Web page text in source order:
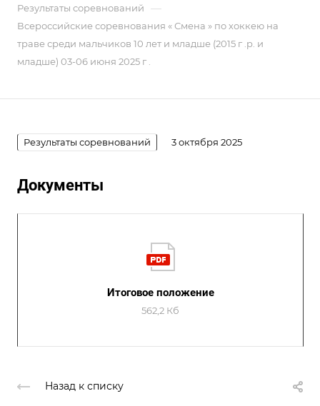
Результаты соревнований —
Всероссийские соревнования « Смена » по хоккею на
траве среди мальчиков 10 лет и младше (2015 г .р. и
младше) 03-06 июня 2025 г .
Результаты соревнований 3 октября 2025
Документы
Итоговое положение
562,2 Кб
Назад к списку